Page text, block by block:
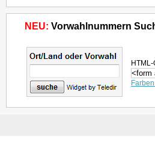
NEU: Vorwahlnummern